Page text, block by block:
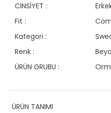
CİNSİYET :
Fit :
Kategori :
Renk :
ÜRÜN GRUBU :
ÜRÜN TANIMI